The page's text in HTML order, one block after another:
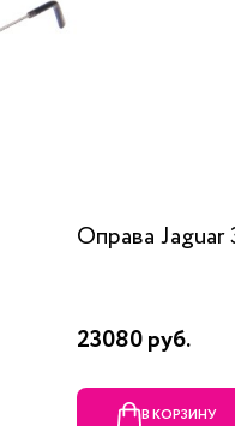
Оправа Jaguar
23080 руб.
В КОРЗИНУ